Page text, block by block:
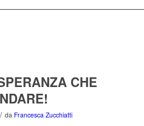
CHE
/ da Francesca Zucchiatti